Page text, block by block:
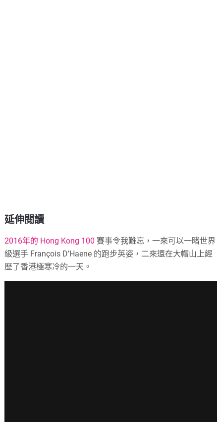
延伸閱讀
2016年的 Hong Kong 100 賽事令我難忘，一來可以一睹世界
級選手 François D’Haene 的跑步英姿，二來還在大帽山上經
歷了香港極寒冷的一天。